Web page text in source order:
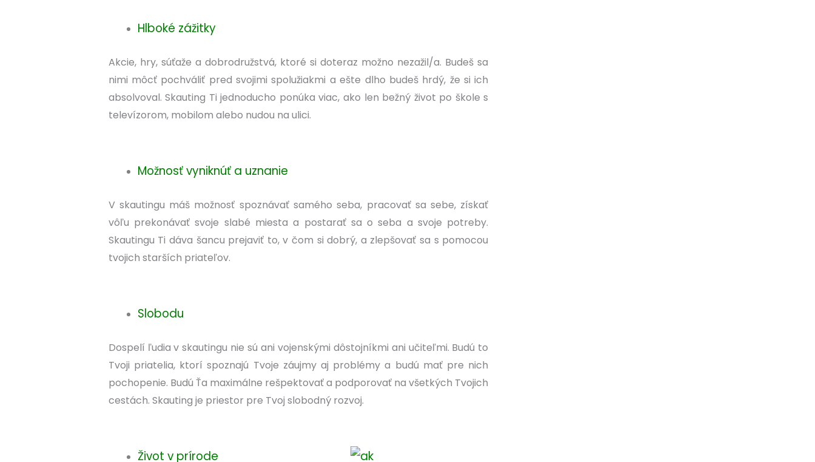
Hlboké zážitky
Akcie, hry, súťaže a dobrodružstvá, ktoré si doteraz možno nezažil/a. Budeš sa
nimi môcť pochváliť pred svojimi spolužiakmi a ešte dlho budeš hrdý, že si ich
absolvoval. Skauting Ti jednoducho ponúka viac, ako len bežný život po škole s
televízorom, mobilom alebo nudou na ulici.
Možnosť vyniknúť a uznanie
V skautingu máš možnosť spoznávať samého seba, pracovať sa sebe, získať
vôľu prekonávať svoje slabé miesta a postarať sa o seba a svoje potreby.
Skautingu Ti dáva šancu prejaviť to, v čom si dobrý, a zlepšovať sa s pomocou
tvojich starších priateľov.
Slobodu
Dospelí ľudia v skautingu nie sú ani vojenskými dôstojníkmi ani učiteľmi. Budú to
Tvoji priatelia, ktorí spoznajú Tvoje záujmy aj problémy a budú mať pre nich
pochopenie. Budú Ťa maximálne rešpektovať a podporovať na všetkých Tvojich
cestách. Skauting je priestor pre Tvoj slobodný rozvoj.
Život v prírode